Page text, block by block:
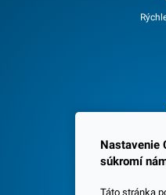
Nastavenie
súkromí
Táto stránka